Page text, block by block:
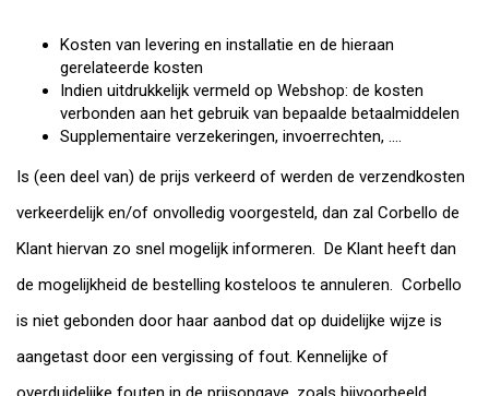
Kosten van levering en installatie en de hieraan
gerelateerde kosten
Indien uitdrukkelijk vermeld op Webshop: de kosten
verbonden aan het gebruik van bepaalde betaalmiddelen
Supplementaire verzekeringen, invoerrechten, ….
Is (een deel van) de prijs verkeerd of werden de verzendkosten
verkeerdelijk en/of onvolledig voorgesteld, dan zal Corbello de
Klant hiervan zo snel mogelijk informeren. De Klant heeft dan
de mogelijkheid de bestelling kosteloos te annuleren. Corbello
is niet gebonden door haar aanbod dat op duidelijke wijze is
aangetast door een vergissing of fout. Kennelijke of